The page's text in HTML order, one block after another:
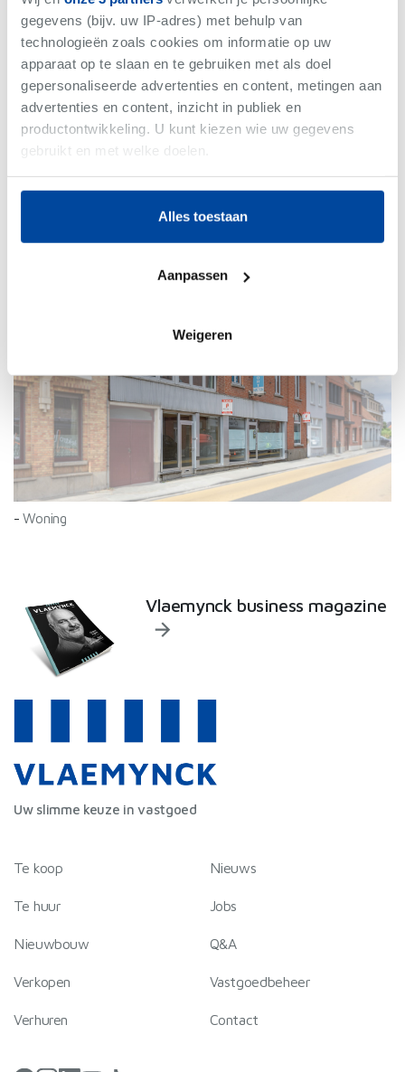
gegevens (bijv. uw IP-adres) met behulp van
technologieën zoals cookies om informatie op uw
apparaat op te slaan en te gebruiken met als doel
gepersonaliseerde advertenties en content, metingen aan
advertenties en content, inzicht in publiek en
productontwikkeling. U kunt kiezen wie uw gegevens
gebruikt en met welke doelen.
Als u het toestaat, willen we ook graag:
Informatie verzamelen over uw geografische
locatie, die tot een paar meter nauwkeurig kan zijn
scannen op specifieke eigenschappen (fingerprinting)
verwerkt en stel uw voorkeuren in het
intrekken in de Cookieverklaring.
We gebruiken cookies om content en advertenties te
personaliseren, om functies voor social media te bieden
en om ons websiteverkeer te analyseren. Ook delen we
informatie over uw gebruik van onze site met onze
partners voor social media, adverteren en analyse. Deze
partners kunnen deze gegevens combineren met andere
Alles toestaan
Aanpassen
Weigeren
Oostduinkerke-Project
Residentie Mare
Vanaf €435.000
7 Entiteiten
-Woning
Uw slimme keuze in vastgoed
Te koop
Te huur
Nieuwbouw
Verkopen
Verhuren
Nieuws
Jobs
Q&A
Vastgoedbeheer
Contact
Vlaemynck business magazine